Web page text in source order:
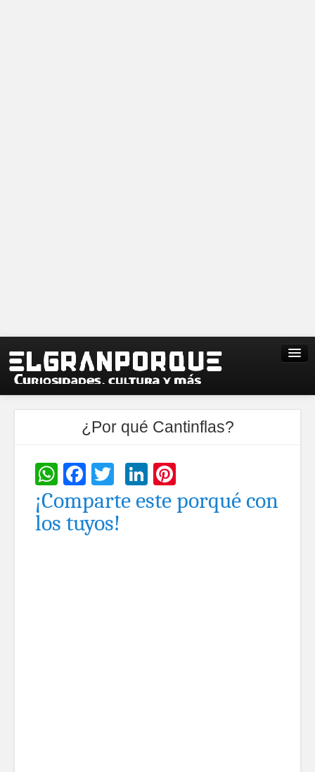
¿Por qué Cantinflas?
WhatsApp
Facebook
TwitterLinkedIn
¡Comparte este porqué con
los tuyos!